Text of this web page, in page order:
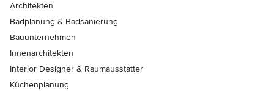
Architekten
Badplanung & Badsanierung
Bauunternehmen
Innenarchitekten
Interior Designer & Raumausstatter
Küchenplanung